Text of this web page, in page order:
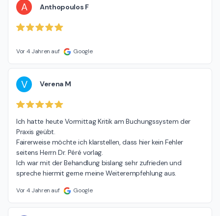
A Anthopoulos F
Vor 4 Jahren auf Google
V Verena M
Ich hatte heute Vormittag Kritik am Buchungssystem der
Praxis geübt.
Fairerweise möchte ich klarstellen, dass hier kein Fehler
seitens Herrn Dr. Péré vorlag.
Ich war mit der Behandlung bislang sehr zufrieden und
spreche hiermit gerne meine Weiterempfehlung aus.
Vor 4 Jahren auf Google